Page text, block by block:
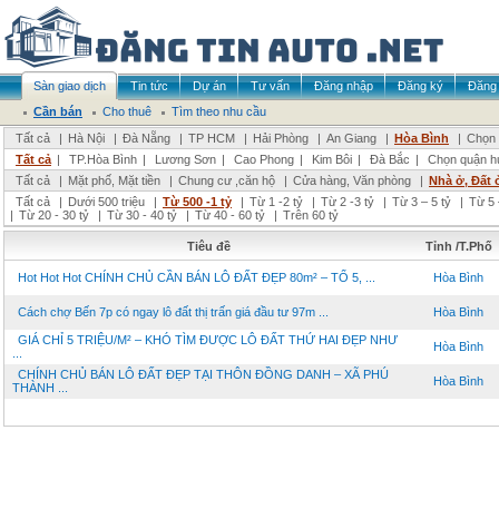
Sàn giao dịch Tin tức Dự án Tư vấn Đăng nhập Đăng ký
Đăng
Cần bán
Cho thuê
Tìm theo nhu cầu
Tất cả
| Hà Nội | Đà Nẵng | TP HCM | Hải Phòng | An Giang | Hòa Bình | Chọn
Tất cả | TP.Hòa Bình | Lương Sơn | Cao Phong | Kim Bôi | Đà Bắc |
Chọn quận
Tất cả
| Mặt phố, Mặt tiền | Chung cư ,căn hộ | Cửa hàng, Văn phòng | Nhà ở, Đất
Tất cả
| Dưới 500 triệu | Từ 500 -1 tỷ | Từ 1 -2 tỷ | Từ 2 -3 tỷ | Từ 3 – 5 tỷ | Từ 5
| Từ 20 - 30 tỷ | Từ 30 - 40 tỷ | Từ 40 - 60 tỷ | Trên 60 tỷ
Tiêu đề Tỉnh /T.Phố
Hot Hot Hot CHÍNH CHỦ CẦN BÁN LÔ ĐẤT ĐẸP 80m² – TỔ 5, ... Hòa Bình
Cách chợ Bến 7p có ngay lô đất thị trấn giá đầu tư 97m ... Hòa Bình
GIÁ CHỈ 5 TRIỆU/M² – KHÓ TÌM ĐƯỢC LÔ ĐẤT THỨ HAI ĐẸP NHƯ
Hòa Bình
CHÍNH CHỦ BÁN LÔ ĐẤT ĐẸP TẠI THÔN ĐỒNG DANH – XÃ PHÚ
THÀNH ...
Hòa Bình